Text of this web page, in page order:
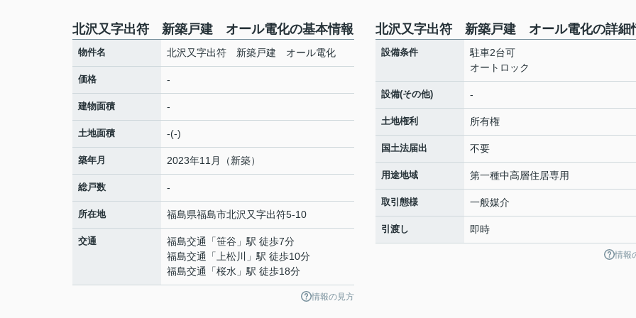
北沢又字出符 新築戸建 オール電化の基本情報
物件名 北沢又字出符 新築戸建 オール電化
価格 -
建物面積 -
土地面積 -(-)
築年月 2023年11月（新築）
総戸数 -
所在地 福島県福島市北沢又字出符5-10
交通 福島交通 「笹谷 」駅 徒歩7分
福島交通
「 上松川
」駅 徒歩10分
福島交通
「桜水 」駅 徒歩18分
情報の見方
北沢又字出符 新築戸建 オール電化の詳細
設備条件
駐車2台可
オートロック
設備(その他) -
土地権利 所有権
国土法届出 不要
用途地域 第一種中高層住居専用
取引態様 一般媒介
引渡し 即時
情報